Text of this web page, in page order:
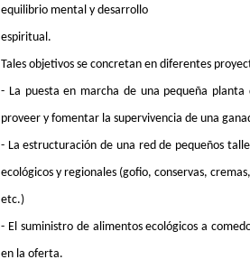
equilibrio mental y desarrollo
espiritual.
Tales objetivos se concretan en diferentes
- La puesta en marcha de una pequeña
proveer y fomentar la supervivencia de una
- La estructuración de una red de pequeños
ecológicos y regionales (gofio, conservas,
etc.)
- El suministro de alimentos ecológicos a
en la oferta.